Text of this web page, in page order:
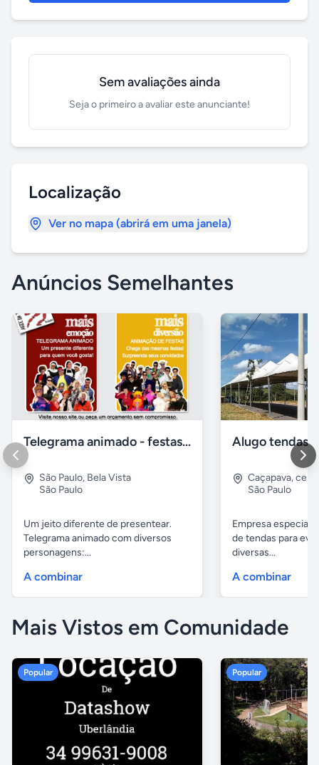
Sem avaliações ainda
Seja o primeiro a avaliar este anunciante!
Localização
Ver no mapa (abrirá em uma janela)
Anúncios Semelhantes
Telegrama animado - festas - presentes e eventos
São Paulo, Bela Vista
São Paulo
Um jeito diferente de presentear.
Telegrama animado com diversos
personagens:...
A combinar
Caçapava,
São Paulo
Empresa
de tendas para
diversas...
A combinar
Mais Vistos em Comunidade
Popular Popular